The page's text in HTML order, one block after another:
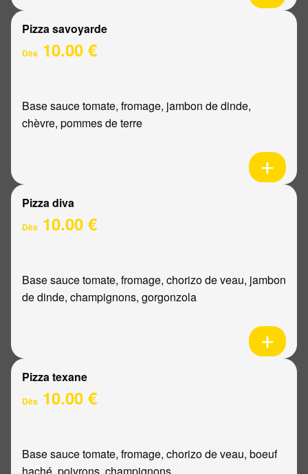
Pizza savoyarde
Dès 10.00 €
Base sauce tomate, fromage, jambon de dinde,
chèvre, pommes de terre
Pizza diva
Dès 10.00 €
Base sauce tomate, fromage, chorizo de veau, jambon
de dinde, champignons, gorgonzola
Pizza texane
Dès 10.00 €
Base sauce tomate, fromage, chorizo de veau, boeuf
haché, poivrons, champignons